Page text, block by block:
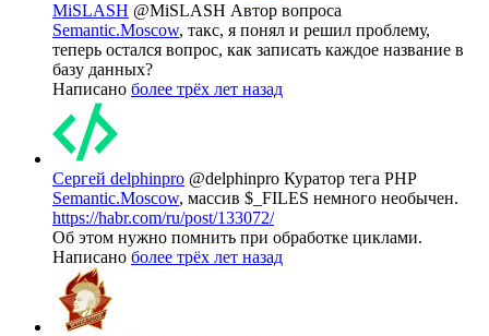
MiSLASH @MiSLASH Автор вопроса
Semantic.Moscow, такс, я понял и решил проблему,
теперь остался вопрос, как записать каждое название в
базу данных?
Написано более трёх лет назад
Сергей delphinpro @delphinpro Куратор тега PHP
Semantic.Moscow, массив $_FILES немного необычен.
https://habr.com/ru/post/133072/
Об этом нужно помнить при обработке циклами.
Написано более трёх лет назад